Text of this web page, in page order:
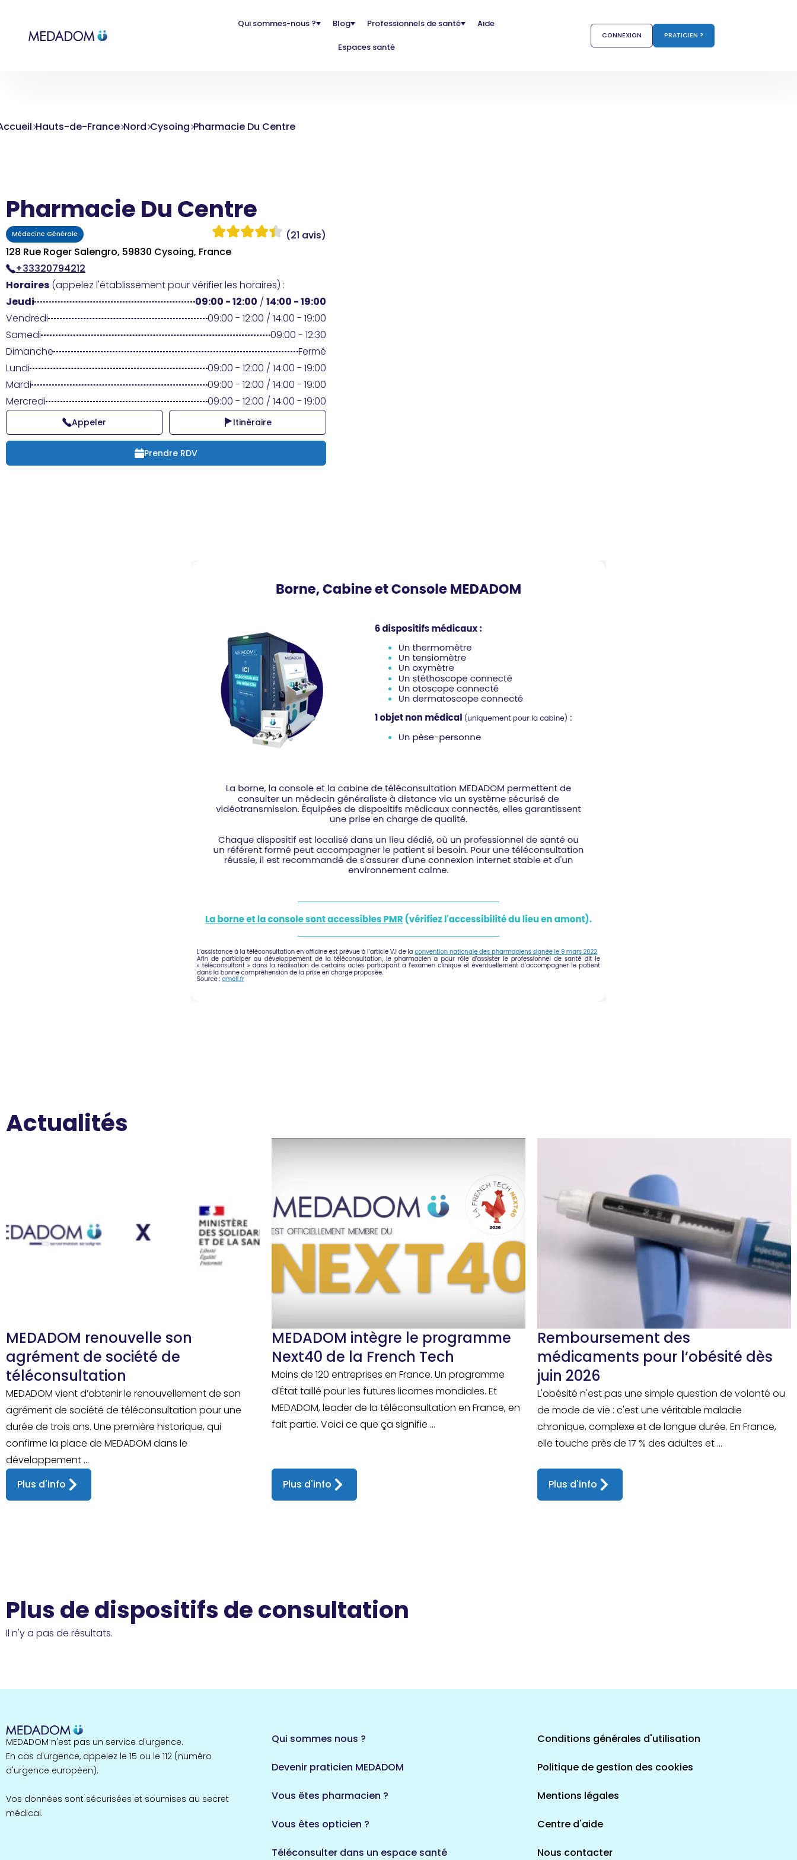
Qui sommes-nous ? Blog Professionnels de santé Aide
Espaces santé
CONNEXION PRATICIEN ?
Hauts-de-France Nord Cysoing Pharmacie Du Centre
Pharmacie Du Centre
Médecine Générale
(21 avis)
128 Rue Roger Salengro, 59830 Cysoing, France
+33320794212
Horaires (appelez l'établissement pour vérifier les horaires) :
Jeudi
09:00 - 12:00 / 14:00 - 19:00
Vendredi
09:00 - 12:00 / 14:00 - 19:00
Samedi
09:00 - 12:30
Dimanche
Fermé
Lundi
09:00 - 12:00 / 14:00 - 19:00
Mardi
09:00 - 12:00 / 14:00 - 19:00
Mercredi
09:00 - 12:00 / 14:00 - 19:00
Appeler Itinéraire
Prendre RDV
Actualités
MEDADOM renouvelle son
agrément de société de
téléconsultation
MEDADOM vient d’obtenir le renouvellement de son
agrément de société de téléconsultation pour une
durée de trois ans. Une première historique, qui
confirme la place de MEDADOM dans le
développement ...
Plus d'info
MEDADOM intègre le programme
Next40 de la French Tech
Moins de 120 entreprises en France. Un programme
d'État taillé pour les futures licornes mondiales. Et
MEDADOM, leader de la téléconsultation en France, en
fait partie. Voici ce que ça signifie ...
Plus d'info
Remboursement des
médicaments pour l’obésité dès
juin 2026
L'obésité n'est pas une simple question de volonté ou
de mode de vie : c'est une véritable maladie
chronique, complexe et de longue durée. En France,
elle touche près de 17 % des adultes et ...
Plus d'info
Plus de dispositifs de consultation
Il n'y a pas de résultats.
MEDADOM n'est pas un service d'urgence.
En cas d'urgence, appelez le 15 ou le 112 (numéro
d'urgence européen).
Vos données sont sécurisées et soumises au secret
médical.
Qui sommes nous ?
Devenir praticien MEDADOM
Vous êtes pharmacien ?
Vous êtes opticien ?
Téléconsulter dans un espace santé
Conditions générales d'utilisation
Politique de gestion des cookies
Mentions légales
Centre d'aide
Nous contacter